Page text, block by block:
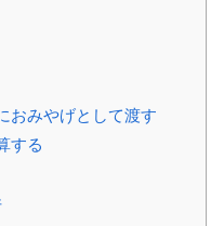
おみやげとして渡す
する